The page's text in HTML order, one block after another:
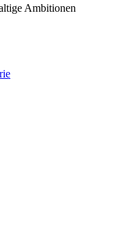
Ambitionen